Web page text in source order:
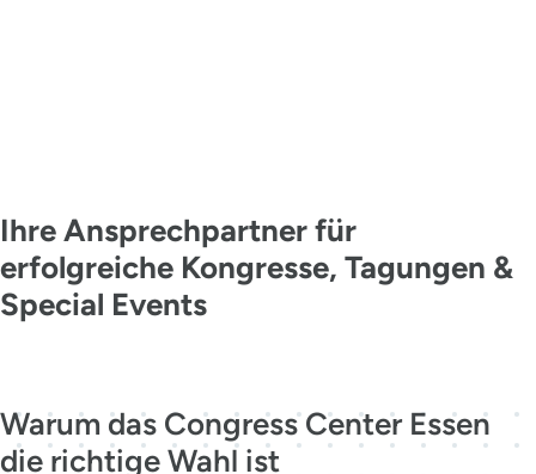
Ihre Ansprechpartner für
erfolgreiche Kongresse, Tagungen &
Special Events
Warum das Congress Center Essen
die richtige Wahl ist